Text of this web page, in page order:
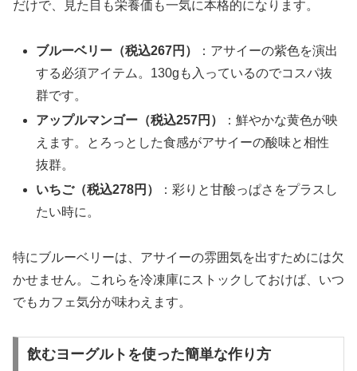
だけで、見た目も栄養価も一気に本格的になります。
ブルーベリー（税込267円）
：アサイーの紫色を演出
する必須アイテム。130gも入っているのでコスパ抜
群です。
アップルマンゴー（税込257円）
：鮮やかな黄色が映
えます。とろっとした食感がアサイーの酸味と相性
抜群。
いちご（税込278円）
：彩りと甘酸っぱさをプラスし
たい時に。
特にブルーベリーは、アサイーの雰囲気を出すためには欠
かせません。これらを冷凍庫にストックしておけば、いつ
でもカフェ気分が味わえます。
飲むヨーグルトを使った簡単な作り方